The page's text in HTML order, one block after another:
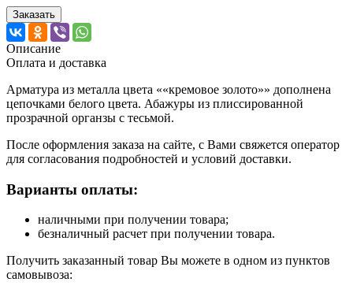
Заказать
Описание
Оплата и доставка
Арматура из металла цвета ««кремовое золото»» дополнена
цепочками белого цвета. Абажуры из плиссированной
прозрачной органзы с тесьмой.
После оформления заказа на сайте, с Вами свяжется оператор
для согласования подробностей и условий доставки.
Варианты оплаты:
наличными при получении товара;
безналичный расчет при получении товара.
Получить заказанный товар Вы можете в одном из пунктов
самовывоза: